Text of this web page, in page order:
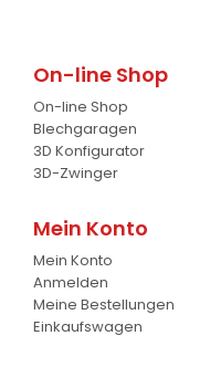
Baumgreifer
Schaufel
Gabel
Krokodil Gabel und
Planierschild
Silageschieber
On-line Shop
On-line Shop
Blechgaragen
3D Konfigurator
3D-Zwinger
Mein Konto
Mein Konto
Anmelden
Meine Bestellungen
Einkaufswagen